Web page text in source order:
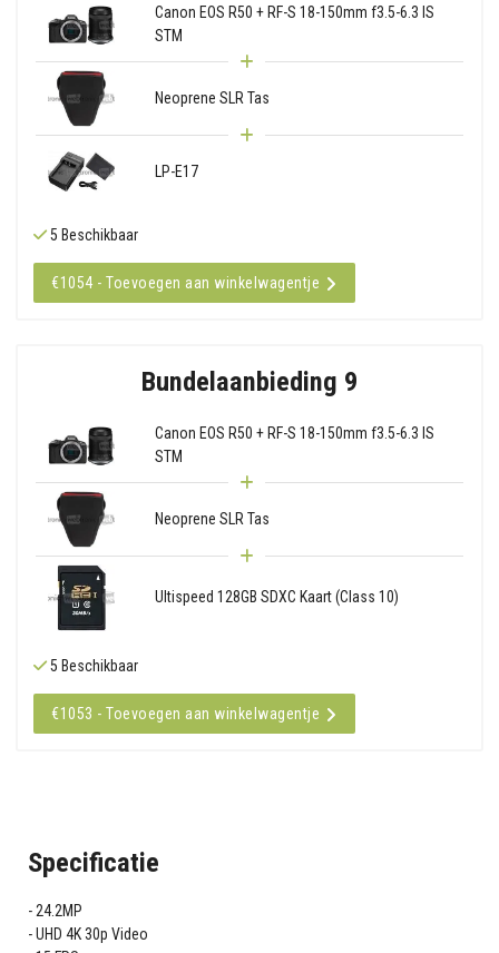
Canon EOS R50 + RF-S 18-150mm f3.5-6.3 IS
STM
Neoprene SLR Tas
LP-E17
5 Beschikbaar
€1054 - Toevoegen aan winkelwagentje
Bundelaanbieding 9
Canon EOS R50 + RF-S 18-150mm f3.5-6.3 IS
STM
Neoprene SLR Tas
Ultispeed 128GB SDXC Kaart (Class 10)
5 Beschikbaar
€1053 - Toevoegen aan winkelwagentje
Specificatie
24.2MP
UHD 4K 30p Video